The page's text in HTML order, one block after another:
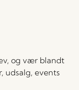
og vær blandt
udsalg, events